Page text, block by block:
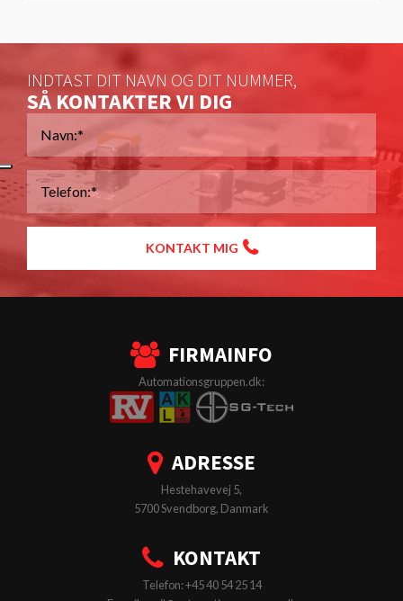
INDTAST DIT NAVN OG DIT NUMMER,
SÅ KONTAKTER VI DIG
Navn
Telefon *
KONTAKT MIG
FIRMAINFO
Automationsgruppen.dk:
ADRESSE
Hestehavevej 5,
5700 Svendborg, Danmark
KONTAKT
Telefon: +45 40 54 25 14